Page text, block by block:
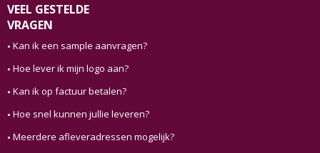
VEEL GESTELDE
VRAGEN
Kan ik een sample aanvragen?
Hoe lever ik mijn logo aan?
Kan ik op factuur betalen?
Hoe snel kunnen jullie leveren?
Meerdere afleveradressen mogelijk?